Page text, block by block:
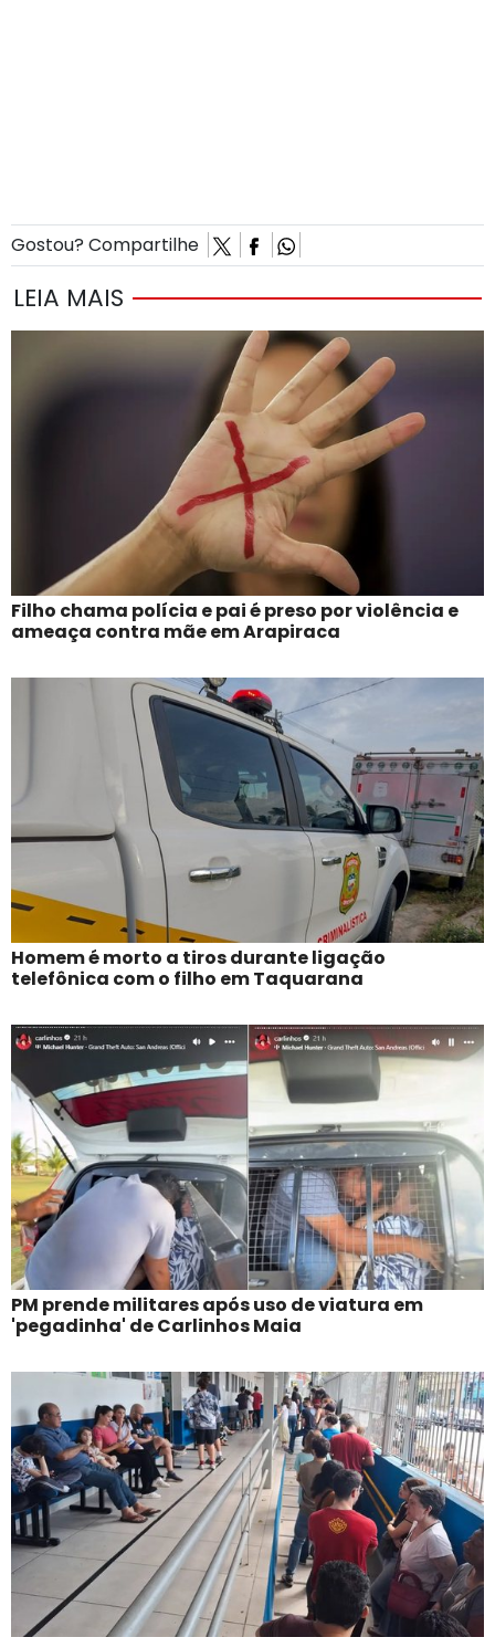
Gostou? Compartilhe
LEIA MAIS
Filho chama polícia e pai é preso por violência e
ameaça contra mãe em Arapiraca
Homem é morto a tiros durante ligação
telefônica com o filho em Taquarana
PM prende militares após uso de viatura em
'pegadinha' de Carlinhos Maia